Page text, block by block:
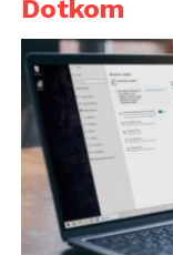
Dotkom